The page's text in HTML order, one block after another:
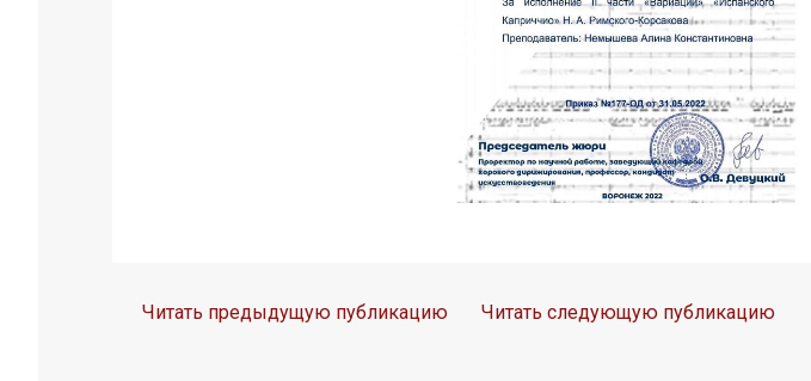
Читать предыдущую публикацию Читать следующую публикацию